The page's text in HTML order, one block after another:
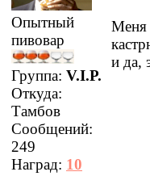
Опытный
пивовар
Группа: V.I.P.
Откуда:
Тамбов
Сообщений:
249
Наград: 10
Меня
и да,